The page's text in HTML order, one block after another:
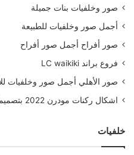
صور وخلفيات بنات جميلة
أجمل صور وخلفيات للطبيعة
صور أفراح أجمل صور أفراح
فروع براند LC waikiki
صور الأهلي أجمل صور وخلفيات
اشكال ركنات مودرن 2022 بتصميمات رائعة
خلفيات